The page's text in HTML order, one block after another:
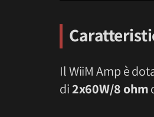
Il WiiM Amp è
di2x60W/8 ohm